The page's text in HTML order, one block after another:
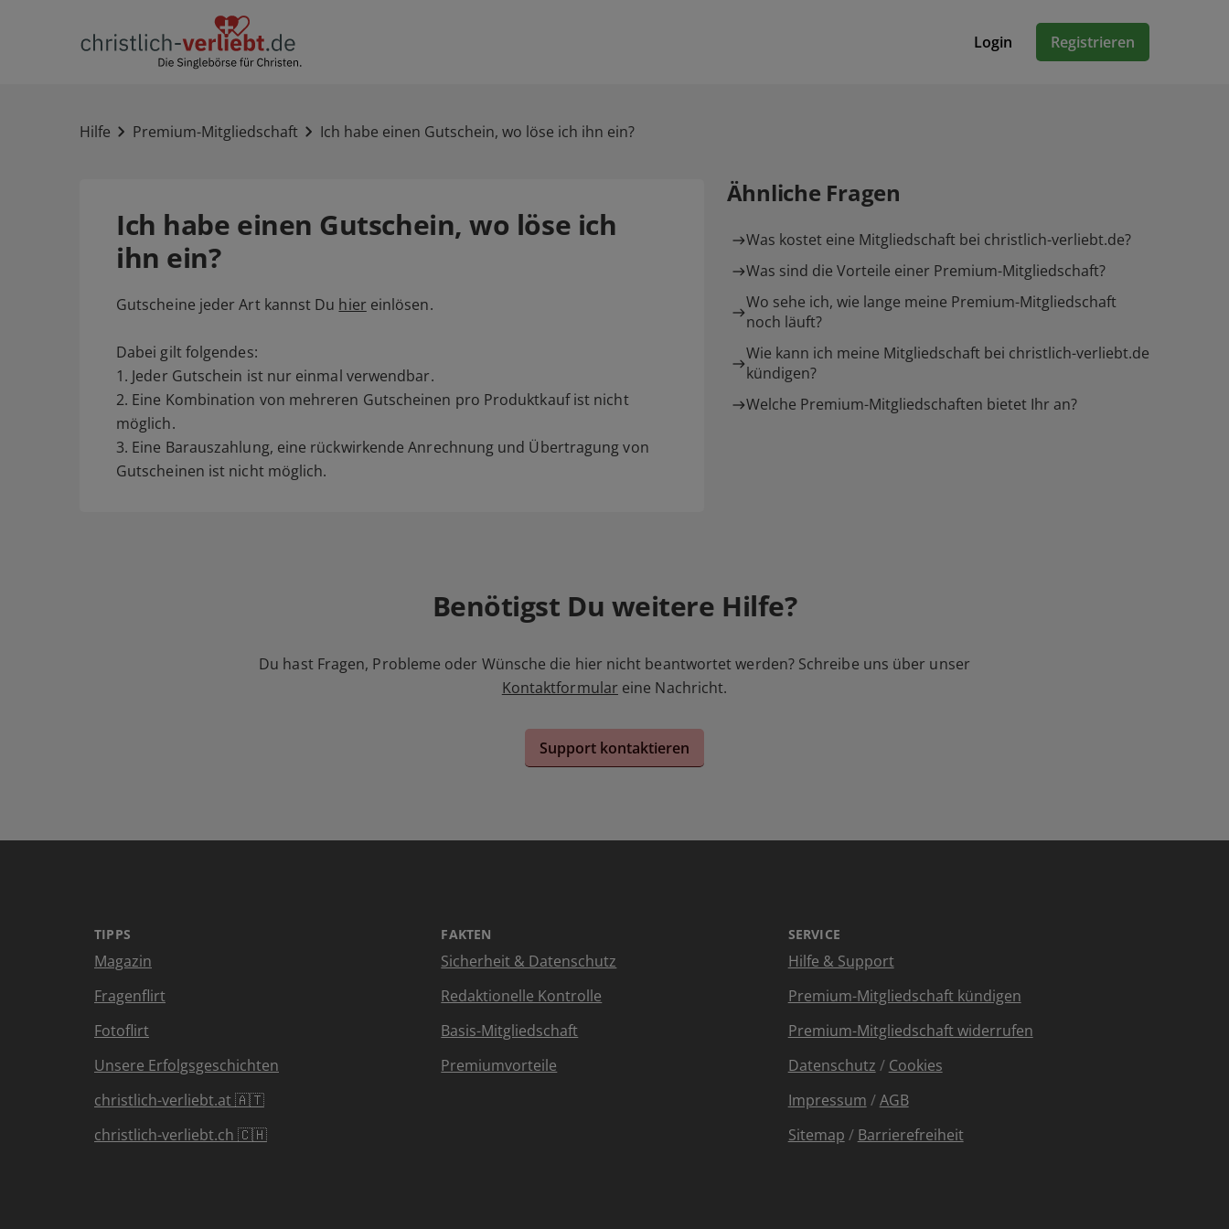
Login Registrieren
Hilfe Premium-Mitgliedschaft Ich habe einen Gutschein, wo löse ich ihn ein?
Ich habe einen Gutschein, wo löse ich
ihn ein?
Gutscheine jeder Art kannst Du hier einlösen.
Dabei gilt folgendes:
1. Jeder Gutschein ist nur einmal verwendbar.
2. Eine Kombination von mehreren Gutscheinen pro Produktkauf ist nicht
möglich.
3. Eine Barauszahlung, eine rückwirkende Anrechnung und Übertragung von
Gutscheinen ist nicht möglich.
Ähnliche Fragen
Was kostet eine Mitgliedschaft bei christlich-verliebt.de?
Was sind die Vorteile einer Premium-Mitgliedschaft?
Wo sehe ich, wie lange meine Premium-Mitgliedschaft
noch läuft?
Wie kann ich meine Mitgliedschaft bei christlich-verliebt.de
kündigen?
Welche Premium-Mitgliedschaften bietet Ihr an?
Benötigst Du weitere Hilfe?
Du hast Fragen, Probleme oder Wünsche die hier nicht beantwortet werden? Schreibe uns über unser
Kontaktformular eine Nachricht.
Support kontaktieren
TIPPS
Magazin
Fragenflirt
Fotoflirt
Unsere Erfolgsgeschichten
christlich-verliebt.at 🇦🇹
christlich-verliebt.ch 🇨🇭
FAKTEN
Sicherheit & Datenschutz
Redaktionelle Kontrolle
Basis-Mitgliedschaft
Premiumvorteile
SERVICE
Hilfe & Support
Premium-Mitgliedschaft kündigen
Premium-Mitgliedschaft widerrufen
Datenschutz / Cookies
Impressum /AGB
Sitemap / Barrierefreiheit